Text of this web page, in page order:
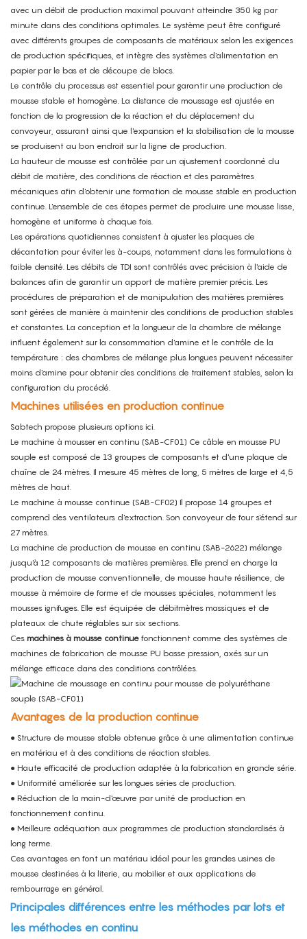
avec un débit de production maximal pouvant atteindre 350 kg par
minute dans des conditions optimales. Le système peut être configuré
avec différents groupes de composants de matériaux selon les exigences
de production spécifiques, et intègre des systèmes d'alimentation en
papier par le bas et de découpe de blocs.
Le contrôle du processus est essentiel pour garantir une production de
mousse stable et homogène. La distance de moussage est ajustée en
fonction de la progression de la réaction et du déplacement du
convoyeur, assurant ainsi que l'expansion et la stabilisation de la mousse
se produisent au bon endroit sur la ligne de production.
La hauteur de mousse est contrôlée par un ajustement coordonné du
débit de matière, des conditions de réaction et des paramètres
mécaniques afin d'obtenir une formation de mousse stable en production
continue. L'ensemble de ces étapes permet de produire une mousse lisse,
homogène et uniforme à chaque fois.
Les opérations quotidiennes consistent à ajuster les plaques de
décantation pour éviter les à-coups, notamment dans les formulations à
faible densité. Les débits de TDI sont contrôlés avec précision à l'aide de
balances afin de garantir un apport de matière premier précis. Les
procédures de préparation et de manipulation des matières premières
sont gérées de manière à maintenir des conditions de production stables
et constantes. La conception et la longueur de la chambre de mélange
influent également sur la consommation d'amine et le contrôle de la
température : des chambres de mélange plus longues peuvent nécessiter
moins d'amine pour obtenir des conditions de traitement stables, selon la
configuration du procédé.
Machines utilisées en production continue
Sabtech propose plusieurs options ici.
Le machine à mousser en continu (SAB-CF01) Ce câble en mousse PU
souple est composé de 13 groupes de composants et d'une plaque de
chaîne de 24 mètres. Il mesure 45 mètres de long, 5 mètres de large et 4,5
mètres de haut.
Le machine à mousse continue (SAB-CF02) Il propose 14 groupes et
comprend des ventilateurs d'extraction. Son convoyeur de four s'étend sur
27 mètres.
La machine de production de mousse en continu (SAB-2622) mélange
jusqu'à 12 composants de matières premières. Elle prend en charge la
production de mousse conventionnelle, de mousse haute résilience, de
mousse à mémoire de forme et de mousses spéciales, notamment les
mousses ignifuges. Elle est équipée de débitmètres massiques et de
plateaux de chute réglables sur six sections.
Ces machines à mousse continue fonctionnent comme des systèmes de
machines de fabrication de mousse PU basse pression, axés sur un
mélange efficace dans des conditions contrôlées.
Avantages de la production continue
● Structure de mousse stable obtenue grâce à une alimentation continue
en matériau et à des conditions de réaction stables.
● Haute efficacité de production adaptée à la fabrication en grande série.
● Uniformité améliorée sur les longues séries de production.
● Réduction de la main-d'œuvre par unité de production en
fonctionnement continu.
● Meilleure adéquation aux programmes de production standardisés à
long terme.
Ces avantages en font un matériau idéal pour les grandes usines de
mousse destinées à la literie, au mobilier et aux applications de
rembourrage en général.
Principales différences entre les méthodes par lots et
les méthodes en continu